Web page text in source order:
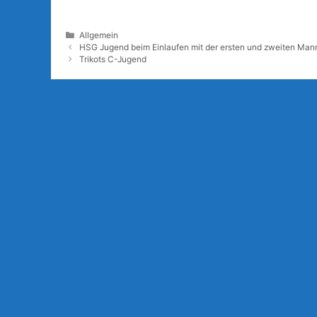
Kategorien
Allgemein
HSG Jugend beim Einlaufen mit der ersten und zweiten
Trikots C-Jugend